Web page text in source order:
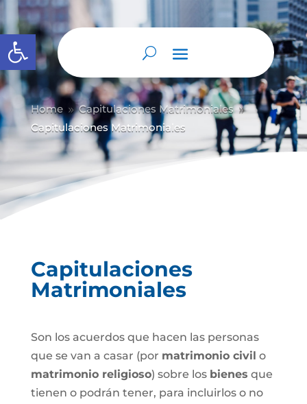
Abrir barra de herramientas
Home 9 Capitulaciones Matrimoniales 9
Capitulaciones Matrimoniales
Capitulaciones
Matrimoniales
Son los acuerdos que hacen las personas
que se van a casar (por matrimonio civil o
matrimonio religioso) sobre los bienes que
tienen o podrán tener, para incluirlos o no